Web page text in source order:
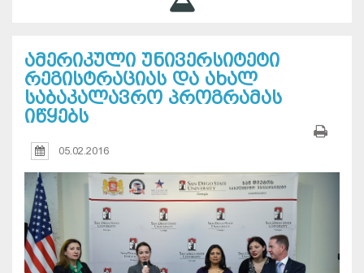
ამერიკული უნივერსიტეტი
რეგისტრაციას და ახალ
საბაკალავრო პროგრამას
იწყებს
05.02.2016